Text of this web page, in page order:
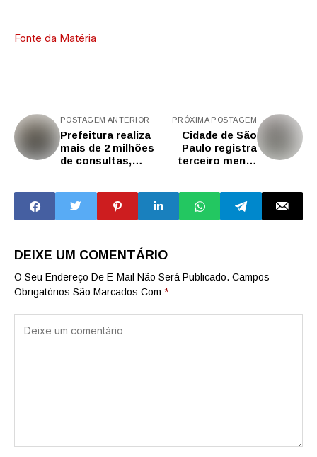
Fonte da Matéria
POSTAGEM ANTERIOR
Prefeitura realiza
mais de 2 milhões
de consultas,
procedimentos de
Saúde no 1º
quadrimestre
PRÓXIMA POSTAGEM
Cidade de São
Paulo registra
terceiro menor
história
DEIXE UM COMENTÁRIO
O Seu Endereço De E-Mail Não Será Publicado. Campos
Obrigatórios São Marcados Com *